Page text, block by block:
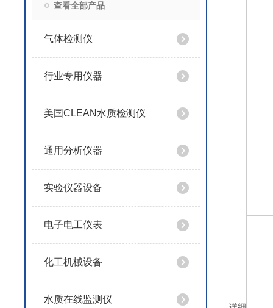
查看全部产品
气体检测仪
行业专用仪器
美国CLEAN水质检测仪
通用分析仪器
实验仪器设备
电子电工仪表
化工机械设备
水质在线监测仪